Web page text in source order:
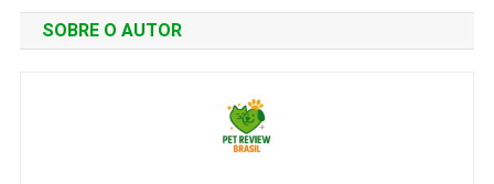
SOBRE O AUTOR